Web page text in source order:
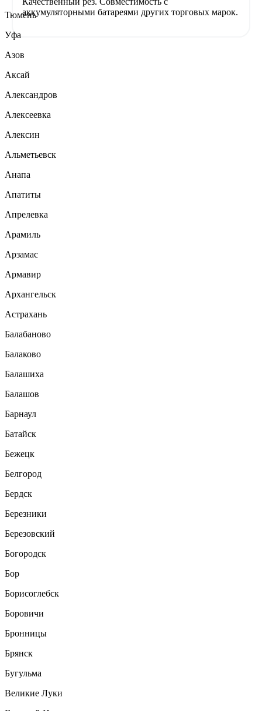
аккумуляторными батареями других торговых марок.
Тюмень
Уфа
Азов
Аксай
Александров
Алексеевка
Алексин
Альметьевск
Анапа
Апатиты
Апрелевка
Арамиль
Арзамас
Армавир
Архангельск
Астрахань
Балабаново
Балаково
Балашиха
Балашов
Барнаул
Батайск
Бежецк
Белгород
Бердск
Березники
Березовский
Богородск
Бор
Борисоглебск
Боровичи
Бронницы
Брянск
Бугульма
Великие Луки